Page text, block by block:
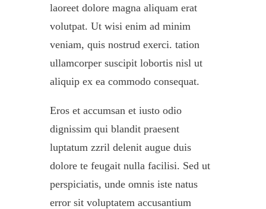
laoreet dolore magna aliquam erat
volutpat. Ut wisi enim ad minim
veniam, quis nostrud exerci. tation
ullamcorper suscipit lobortis nisl ut
aliquip ex ea commodo consequat.
Eros et accumsan et iusto odio
dignissim qui blandit praesent
luptatum zzril delenit augue duis
dolore te feugait nulla facilisi. Sed ut
perspiciatis, unde omnis iste natus
error sit voluptatem accusantium